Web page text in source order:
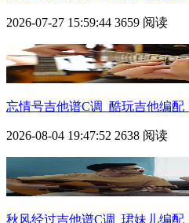
2026-07-27 15:59:44 3659 阅读
忘情号吉他谱C调_酷玩吉他编配
2026-08-04 19:47:52 2638 阅读
秋风经过吉他谱C调_珺妹儿编配